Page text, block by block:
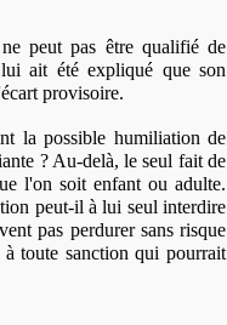
peut pas être qualifié de
ait été expliqué que son
provisoire.
la possible humiliation de
? Au-delà, le seul fait de
l'on soit enfant ou adulte.
peut-il à lui seul interdire
pas perdurer sans risque
toute sanction qui pourrait